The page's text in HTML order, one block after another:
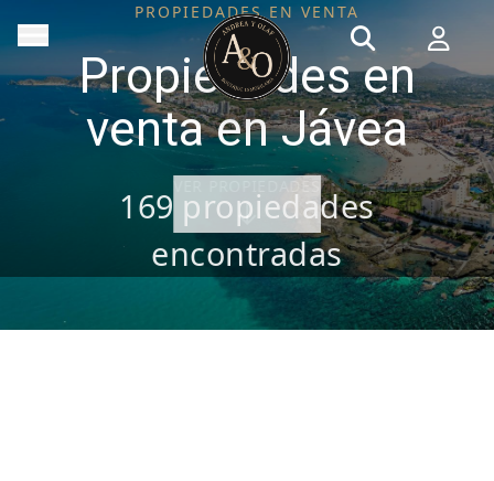
PROPIEDADES EN VENTA
Propiedades en
venta en Jávea
169 propiedades
encontradas
VER PROPIEDADES